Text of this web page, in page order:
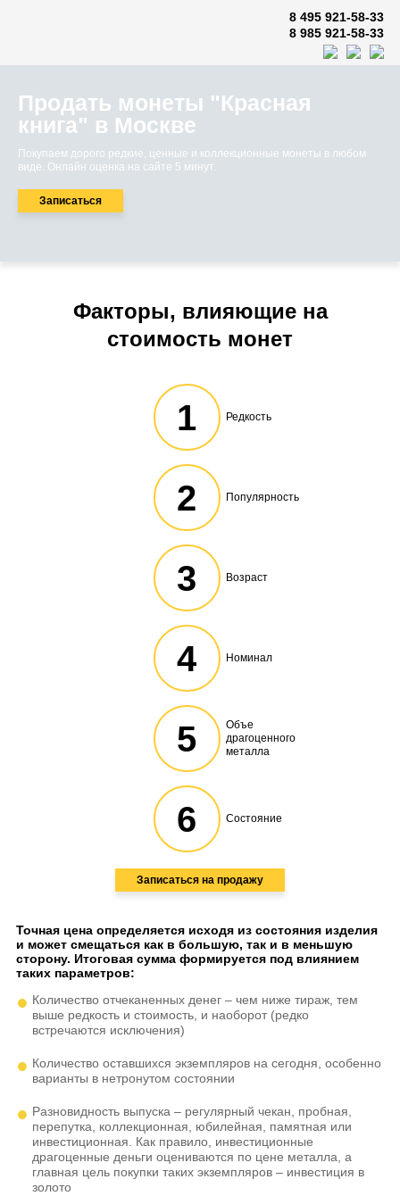
8 495 921-58-33
8 985 921-58-33
Продать монеты "Красная
книга" в Москве
Покупаем дорого редкие, ценные и коллекционные монеты в любом
виде. Онлайн оценка на сайте 5 минут.
Записаться
Факторы, влияющие на
стоимость монет
1 Редкость
2 Популярность
3 Возраст
4 Номинал
5
Объе
драгоценного
металла
6 Состояние
Записаться на продажу
Точная цена определяется исходя из состояния изделия
и может смещаться как в большую, так и в меньшую
сторону. Итоговая сумма формируется под влиянием
таких параметров:
Количество отчеканенных денег – чем ниже тираж, тем
выше редкость и стоимость, и наоборот (редко
встречаются исключения)
Количество оставшихся экземпляров на сегодня, особенно
варианты в нетронутом состоянии
Разновидность выпуска – регулярный чекан, пробная,
перепутка, коллекционная, юбилейная, памятная или
инвестиционная. Как правило, инвестиционные
драгоценные деньги оцениваются по цене металла, а
главная цель покупки таких экземпляров – инвестиция в
золото